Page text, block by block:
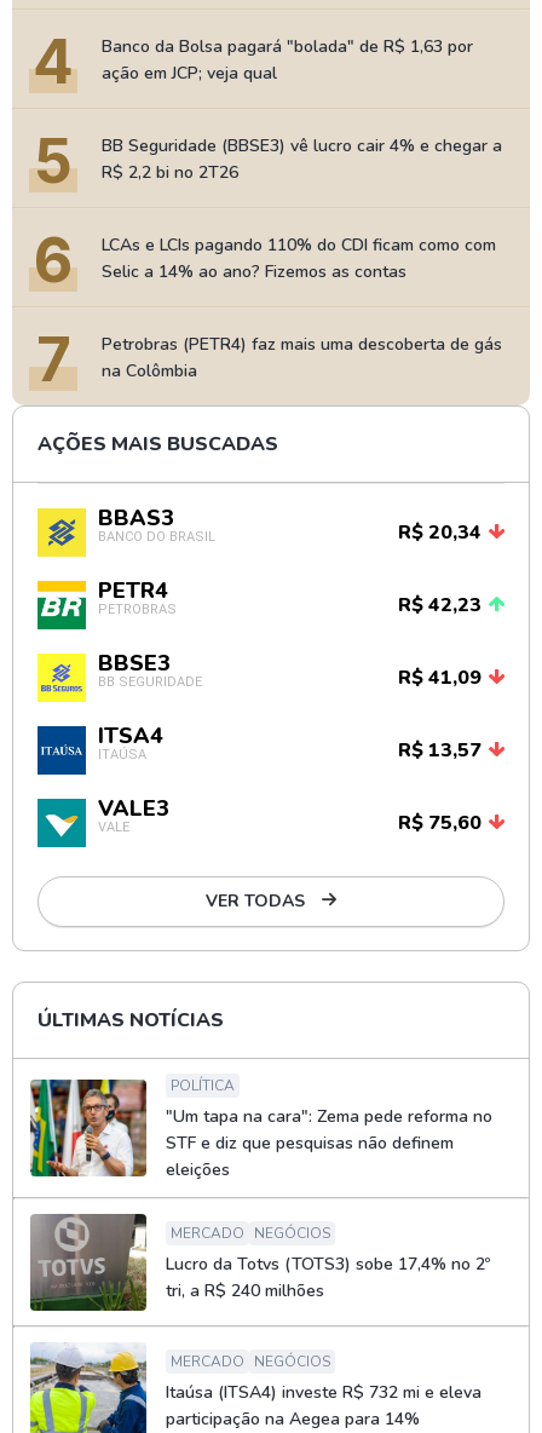
4
Banco da Bolsa pagará "bolada" de R$ 1,63 por
ação em JCP; veja qual
5
BB Seguridade (BBSE3) vê lucro cair 4% e chegar a
R$ 2,2 bi no 2T26
6
LCAs e LCIs pagando 110% do CDI ficam como com
Selic a 14% ao ano? Fizemos as contas
7
Petrobras (PETR4) faz mais uma descoberta de gás
na Colômbia
AÇÕES MAIS BUSCADAS
BBAS3
BANCO DO BRASIL R$ 20,34
PETR4
PETROBRAS R$ 42,23
BBSE3
BB SEGURIDADE R$ 41,09
ITSA4
ITAÚSA R$ 13,57
VALE3
VALE R$ 75,60
VER TODAS
ÚLTIMAS NOTÍCIAS
POLÍTICA
"Um tapa na cara": Zema pede reforma no
STF e diz que pesquisas não definem
eleições
MERCADO NEGÓCIOS
Lucro da Totvs (TOTS3) sobe 17,4% no 2º
tri, a R$ 240 milhões
MERCADO NEGÓCIOS
Itaúsa (ITSA4) investe R$ 732 mi e eleva
participação na Aegea para 14%